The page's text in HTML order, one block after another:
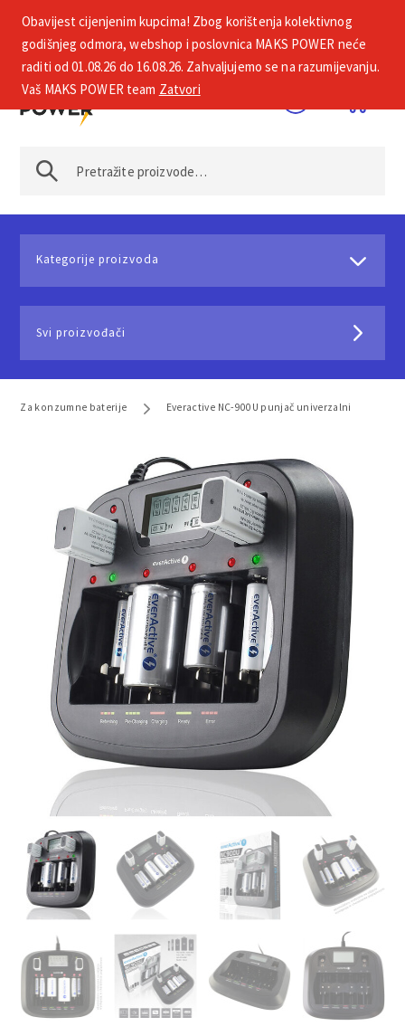
+385 1 2002 575
Kategorije proizvoda
Svi proizvođači
Za konzumne baterije Everactive NC-900U punjač univerzalni
Obavijest cijenjenim kupcima! Zbog korištenja kolektivnog
godišnjeg odmora, webshop i poslovnica MAKS POWER neće
raditi od 01.08.26 do 16.08.26. Zahvaljujemo se na razumijevanju.
Vaš MAKS POWER team Zatvori